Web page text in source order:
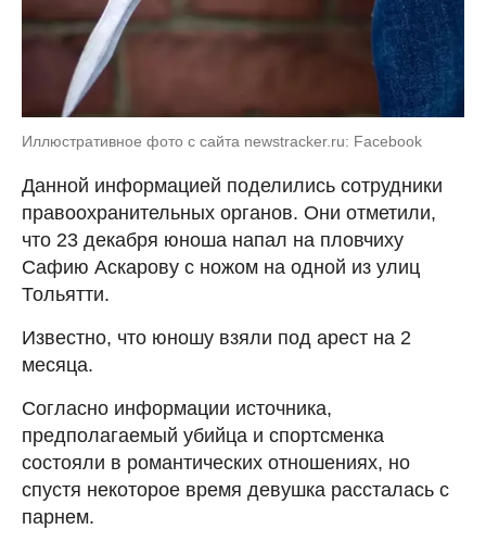
Иллюстративное фото с сайта newstracker.ru: Facebook
Данной информацией поделились сотрудники
правоохранительных органов. Они отметили,
что 23 декабря юноша напал на пловчиху
Сафию Аскарову с ножом на одной из улиц
Тольятти.
Известно, что юношу взяли под арест на 2
месяца.
Согласно информации источника,
предполагаемый убийца и спортсменка
состояли в романтических отношениях, но
спустя некоторое время девушка рассталась с
парнем.